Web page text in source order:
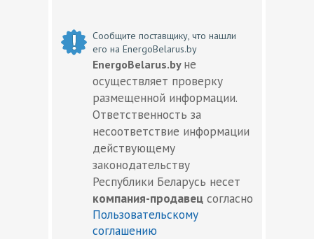
Сообщите поставщику, что нашли
его на EnergoBelarus.by
EnergoBelarus.by не
осуществляет проверку
размещенной информации.
Ответственность за
несоответствие информации
действующему
законодательству
Республики Беларусь несет
компания-продавец согласно
Пользовательскому
соглашению